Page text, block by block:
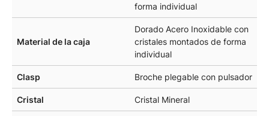
forma individual
Material de la caja
Dorado Acero Inoxidable con
cristales montados de forma
individual
Clasp Broche plegable con pulsador
Cristal Cristal Mineral